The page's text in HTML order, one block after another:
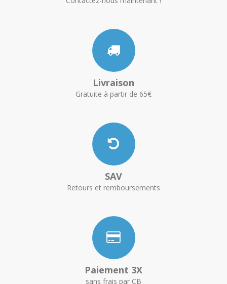
Livraison
Gratuite à partir de 65€
SAV
Retours et remboursements
Paiement 3X
sans frais par CB